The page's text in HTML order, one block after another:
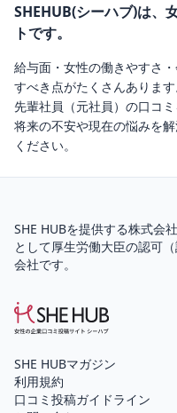
SHEHUB(シーハブ)は、
トです。
給与面・女性の働きやすさ
すべき点がたくさんあります
先輩社員（元社員）の口コ
将来の不安や現在の悩みを
ください。
SHE HUBを提供する株式会
として厚生労働大臣の認可（
会社です。
SHE HUBマガジン
利用規約
口コミ投稿ガイドライン